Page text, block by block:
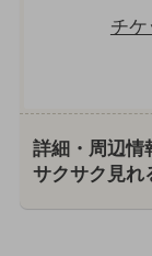
チ
詳細・周辺情
サクサク見れ